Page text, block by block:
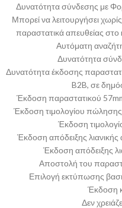
Δυνατότητα σύνδεσης με
Μπορεί να λειτουργήσει
παραστατικά απευθείας
Αυτόματη
Δυνατότητα
Δυνατότητα έκδοσης
B2B, σε
Έκδοση παραστατικού
Έκδοση τιμολογίου
Έκδοση
Έκδοση απόδειξης
Έκδοση απόδειξης
Αποστολή του
Επιλογή εκτύπωσης
Έκδοση
Δεν